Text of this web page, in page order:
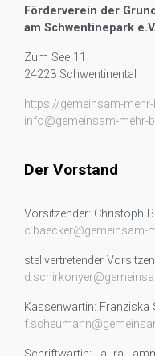
Förderverein der
am Schwentinepark e.V.
Zum See 11
24223 Schwentinental
https://gemeinsam-
info@gemeinsam-mehr-
Der Vorstand
Vorsitzender: Christoph
c.baecker@gemeinsam-
stellvertretender
Kassenwartin: Franziska